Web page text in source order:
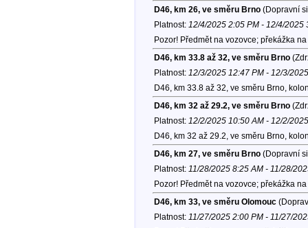
D46, km 26, ve směru Brno(Dopravní
Platnost: 12/4/2025 2:05 PM - 12/4/2025
Pozor! Předmět na vozovce; překážka
D46, km 33.8 až 32, ve směru Brno
Platnost: 12/3/2025 12:47 PM - 12/3/
D46, km 33.8 až 32, ve směru Brno,
D46, km 32 až 29.2, ve směru Brno
Platnost: 12/2/2025 10:50 AM - 12/2/
D46, km 32 až 29.2, ve směru Brno,
D46, km 27, ve směru Brno(Dopravní
Platnost: 11/28/2025 8:25 AM - 11/28/
Pozor! Předmět na vozovce; překážka
D46, km 33, ve směru Olomouc
Platnost: 11/27/2025 2:00 PM - 11/27/